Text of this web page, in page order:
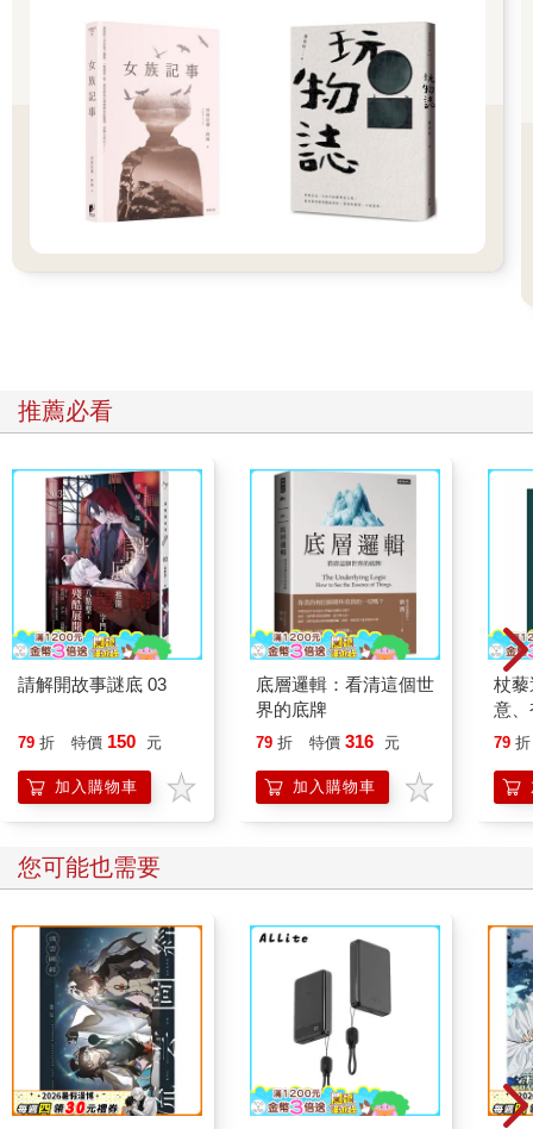
推薦必看
請解開故事謎底 03
79 折 特價 150 元
加入購物車
底層邏輯：看清這個世
界的底牌
79 折 特價 316 元
加入購物車
杖
意
恭
79 折
您可能也需要